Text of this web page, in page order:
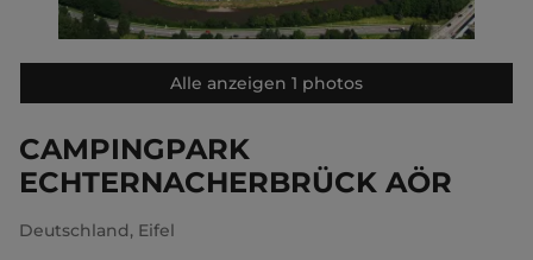
Alle anzeigen 1 photos
CAMPINGPARK
ECHTERNACHERBRÜCK AÖR
Deutschland, Eifel